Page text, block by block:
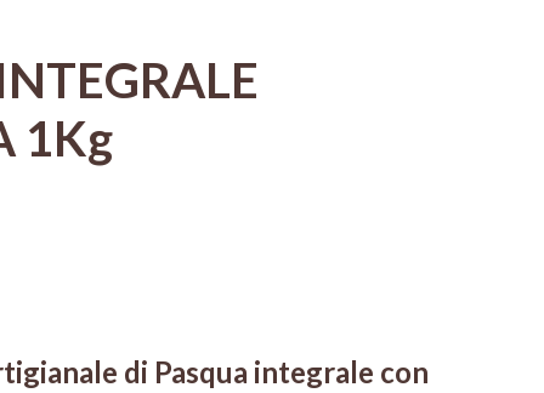
1Kg
di Pasqua integrale con